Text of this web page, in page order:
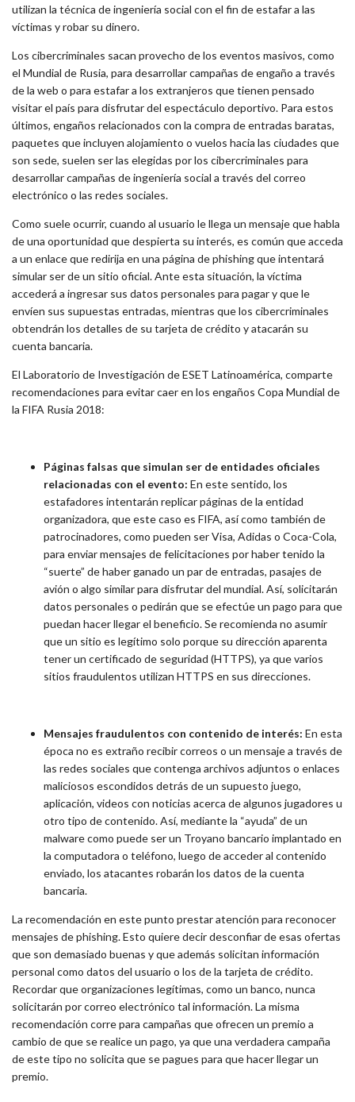
utilizan la técnica de ingeniería social con el fin de estafar a las
víctimas y robar su dinero.
Los cibercriminales sacan provecho de los eventos masivos, como
el Mundial de Rusia, para desarrollar campañas de engaño a través
de la web o para estafar a los extranjeros que tienen pensado
visitar el país para disfrutar del espectáculo deportivo. Para estos
últimos, engaños relacionados con la compra de entradas baratas,
paquetes que incluyen alojamiento o vuelos hacia las ciudades que
son sede, suelen ser las elegidas por los cibercriminales para
desarrollar campañas de ingeniería social a través del correo
electrónico o las redes sociales.
Como suele ocurrir, cuando al usuario le llega un mensaje que habla
de una oportunidad que despierta su interés, es común que acceda
a un enlace que redirija en una página de phishing que intentará
simular ser de un sitio oficial. Ante esta situación, la víctima
accederá a ingresar sus datos personales para pagar y que le
envíen sus supuestas entradas, mientras que los cibercriminales
obtendrán los detalles de su tarjeta de crédito y atacarán su
cuenta bancaria.
El Laboratorio de Investigación de ESET Latinoamérica, comparte
recomendaciones para evitar caer en los engaños Copa Mundial de
la FIFA Rusia 2018:
Páginas falsas que simulan ser de entidades oficiales
relacionadas con el evento: En este sentido, los
estafadores intentarán replicar páginas de la entidad
organizadora, que este caso es FIFA, así como también de
patrocinadores, como pueden ser Visa, Adidas o Coca-Cola,
para enviar mensajes de felicitaciones por haber tenido la
“suerte” de haber ganado un par de entradas, pasajes de
avión o algo similar para disfrutar del mundial. Así, solicitarán
datos personales o pedirán que se efectúe un pago para que
puedan hacer llegar el beneficio. Se recomienda no asumir
que un sitio es legítimo solo porque su dirección aparenta
tener un certificado de seguridad (HTTPS), ya que varios
sitios fraudulentos utilizan HTTPS en sus direcciones.
Mensajes fraudulentos con contenido de interés: En esta
época no es extraño recibir correos o un mensaje a través de
las redes sociales que contenga archivos adjuntos o enlaces
maliciosos escondidos detrás de un supuesto juego,
aplicación, videos con noticias acerca de algunos jugadores u
otro tipo de contenido. Así, mediante la “ayuda” de un
malware como puede ser un Troyano bancario implantado en
la computadora o teléfono, luego de acceder al contenido
enviado, los atacantes robarán los datos de la cuenta
bancaria.
La recomendación en este punto prestar atención para reconocer
mensajes de phishing. Esto quiere decir desconfiar de esas ofertas
que son demasiado buenas y que además solicitan información
personal como datos del usuario o los de la tarjeta de crédito.
Recordar que organizaciones legítimas, como un banco, nunca
solicitarán por correo electrónico tal información. La misma
recomendación corre para campañas que ofrecen un premio a
cambio de que se realice un pago, ya que una verdadera campaña
de este tipo no solicita que se pagues para que hacer llegar un
premio.